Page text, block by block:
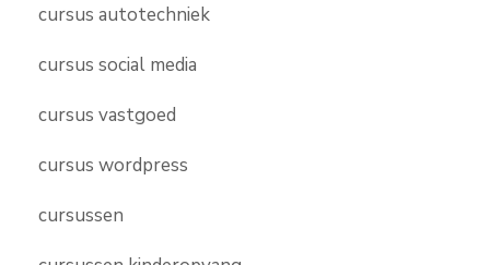
cursus autotechniek
cursus social media
cursus vastgoed
cursus wordpress
cursussen